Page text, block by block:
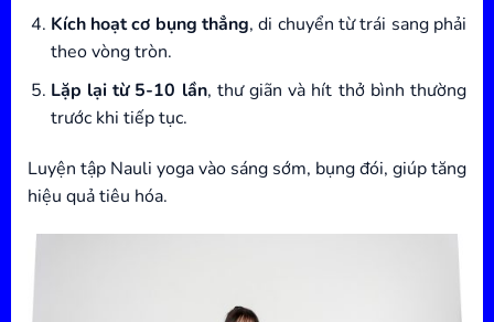
Kích hoạt cơ bụng thẳng, di chuyển từ trái sang phải
theo vòng tròn.
Lặp lại từ 5-10 lần, thư giãn và hít thở bình thường
trước khi tiếp tục.
Luyện tập Nauli yoga vào sáng sớm, bụng đói, giúp tăng
hiệu quả tiêu hóa.